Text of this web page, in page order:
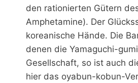
den rationierten Gütern
Amphetamine). Der
koreanische Hände. Die
denen die Yamaguchi-
Gesellschaft, so ist auch
hier das oyabun-kobun-